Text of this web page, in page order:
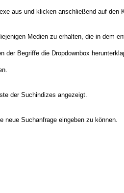
aus und klicken anschließend auf
Medien zu erhalten, die in dem
der Begriffe die Dropdownbox
der Suchindizes angezeigt.
neue Suchanfrage eingeben zu können.